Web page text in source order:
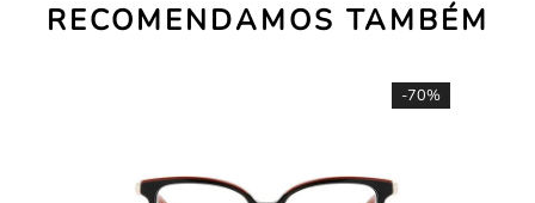
RECOMENDAMOS TAMBÉM
-70%